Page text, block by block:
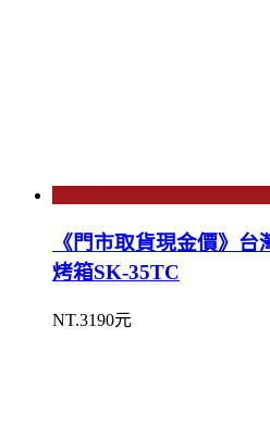
《門市取貨現金價》
烤箱SK-35TC
NT.3190元